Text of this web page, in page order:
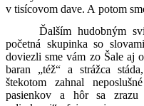
v tisícovom dave. A potom
Ďalším hudobným
početná skupinka so
doviezli sme vám zo Šale aj
baran „též“ a strážca
štekotom zahnal
pasienkov a hôr sa zrazu